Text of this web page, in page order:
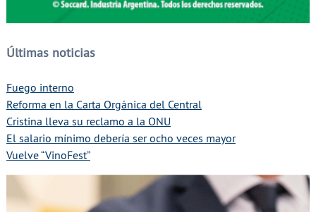
Últimas noticias
Fuego interno
Reforma en la Carta Orgánica del Central
Cristina lleva su reclamo a la ONU
El salario mínimo debería ser ocho veces mayor
Vuelve “VinoFest”